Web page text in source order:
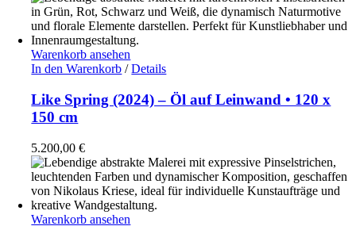
Warenkorb ansehen
In den Warenkorb / Details
Like Spring (2024) – Öl auf Leinwand • 120 x
150 cm
5.200,00€
Warenkorb ansehen